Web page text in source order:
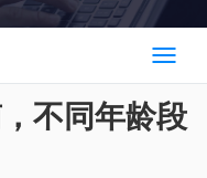
不同年龄段